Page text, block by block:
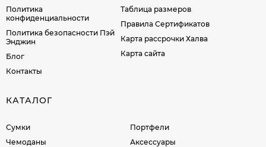
Политика
конфиденциальности
Политика безопасности Пэй
Энджин
Блог
Контакты
Таблица размеров
Правила Сертификатов
Карта рассрочки Халва
Карта сайта
КАТАЛОГ
Сумки
Чемоданы
Портфели
Аксессуары